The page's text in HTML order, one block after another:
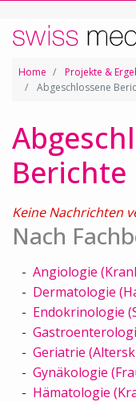
Home Projekte &
Abgeschlossene
Berichte
Keine Nachrichten
Nach
Angiologie
Dermatologie
Endokrinologie
Geriatrie
Gynäkologie
Hämatologie